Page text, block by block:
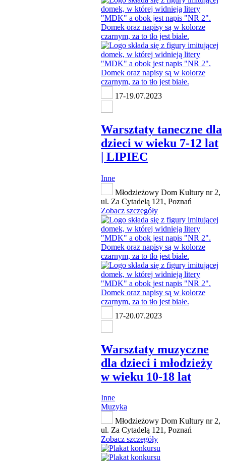
17-19.07.2023
Warsztaty taneczne dla
dzieci w wieku 7-12 lat
| LIPIEC
Inne
Młodzieżowy Dom Kultury nr 2,
ul. Za Cytadelą 121, Poznań
Zobacz szczegóły
17-20.07.2023
Warsztaty muzyczne
dla dzieci i młodzieży
w wieku 10-18 lat
Inne
Muzyka
Młodzieżowy Dom Kultury nr 2,
ul. Za Cytadelą 121, Poznań
Zobacz szczegóły